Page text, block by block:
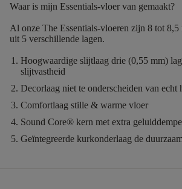
Waar is mijn Essentials-vloer van gemaakt?
Al onze The Essentials-vloeren zijn 8 tot 8,5
uit 5 verschillende lagen.
Hoogwaardige slijtlaag drie (0,55 mm)
slijtvastheid
Decorlaag niet te onderscheiden van echt
Comfortlaag stille & warme vloer
Sound Core® kern met extra
Geïntegreerde kurkonderlaag de